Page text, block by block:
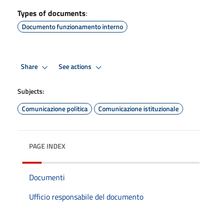
Types of documents:
Documento funzionamento interno
Share See actions
Subjects:
Comunicazione politica
Comunicazione istituzionale
PAGE INDEX
Documenti
Ufficio responsabile del documento